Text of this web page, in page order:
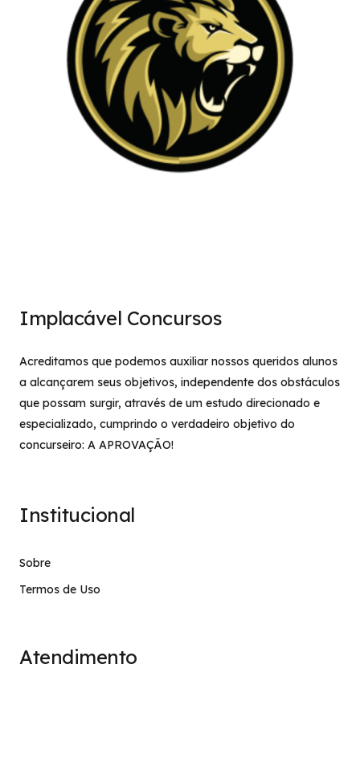
Implacável Concursos
Acreditamos que podemos auxiliar nossos queridos alunos
a alcançarem seus objetivos, independente dos obstáculos
que possam surgir, através de um estudo direcionado e
especializado, cumprindo o verdadeiro objetivo do
concurseiro: A APROVAÇÃO!
Institucional
Sobre
Termos de Uso
Atendimento